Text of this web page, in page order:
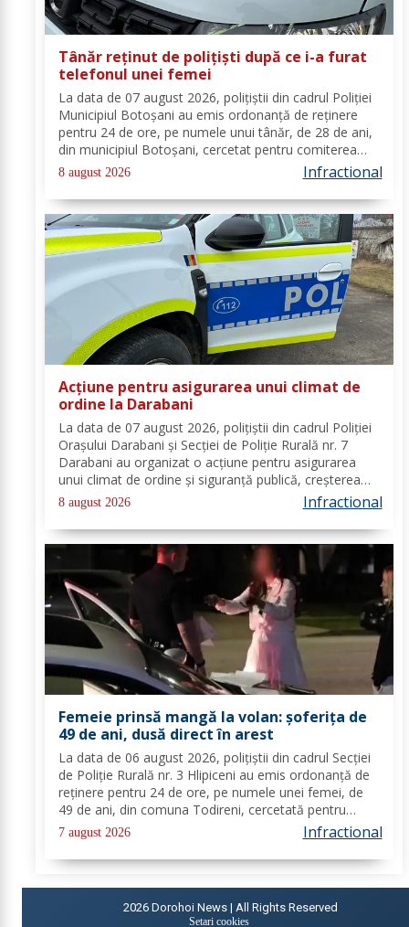
Tânăr reținut de polițiști după ce i-a furat
telefonul unei femei
La data de 07 august 2026, polițiștii din cadrul Poliției
Municipiul Botoșani au emis ordonanță de reținere
pentru 24 de ore, pe numele unui tânăr, de 28 de ani,
din municipiul Botoșani, cercetat pentru comiterea
infracțiunii de furt. În urma probatoriului administrat,
s-a stabilit faptul că, în...
8 august 2026 Infractional
Acțiune pentru asigurarea unui climat de
ordine la Darabani
La data de 07 august 2026, polițiștii din cadrul Poliției
Orașului Darabani și Secției de Poliție Rurală nr. 7
Darabani au organizat o acțiune pentru asigurarea
unui climat de ordine și siguranță publică, creșterea
gradului de siguranță rutieră și combaterea faptelor
antisociale, în localitatea...
8 august 2026 Infractional
Femeie prinsă mangă la volan: șoferița de
49 de ani, dusă direct în arest
La data de 06 august 2026, polițiștii din cadrul Secției
de Poliție Rurală nr. 3 Hlipiceni au emis ordonanță de
reținere pentru 24 de ore, pe numele unei femei, de
49 de ani, din comuna Todireni, cercetată pentru
comiterea infracțiunii de conducerea unui vehicul sub
influența alcoolului. În urma...
7 august 2026 Infractional
2026 Dorohoi News | All Rights Reserved
Setari cookies